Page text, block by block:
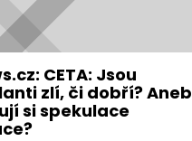
CETA: Jsou
zlí, či dobří? Aneb
si spekulace